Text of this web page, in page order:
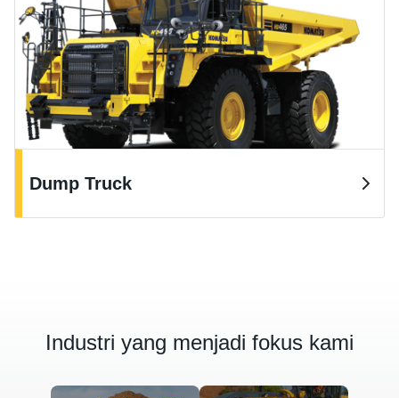
Dump Truck
Industri yang menjadi fokus kami